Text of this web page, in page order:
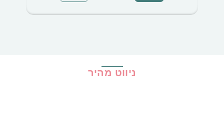
ניווט מהיר